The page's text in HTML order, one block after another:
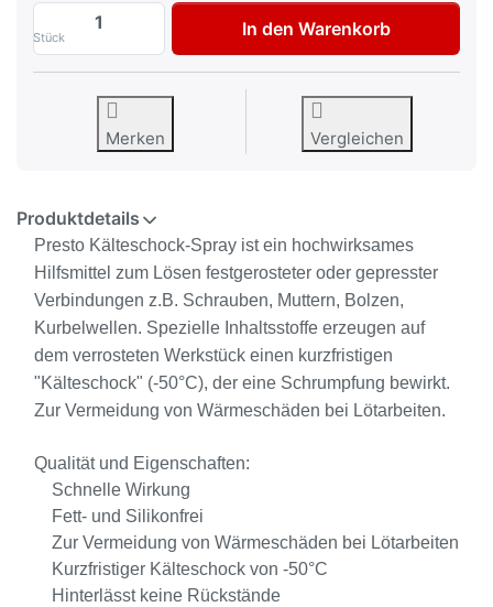
Stück
Presto Kälteschockspray -50C°
In den Warenkorb
Merken Vergleichen
Produktdetails
Presto Kälteschock-Spray ist ein hochwirksames
Hilfsmittel zum Lösen festgerosteter oder gepresster
Verbindungen z.B. Schrauben, Muttern, Bolzen,
Kurbelwellen. Spezielle Inhaltsstoffe erzeugen auf
dem verrosteten Werkstück einen kurzfristigen
"Kälteschock" (-50°C), der eine Schrumpfung bewirkt.
Zur Vermeidung von Wärmeschäden bei Lötarbeiten.
Qualität und Eigenschaften:
Schnelle Wirkung
Fett- und Silikonfrei
Zur Vermeidung von Wärmeschäden bei Lötarbeiten
Kurzfristiger Kälteschock von -50°C
Hinterlässt keine Rückstände